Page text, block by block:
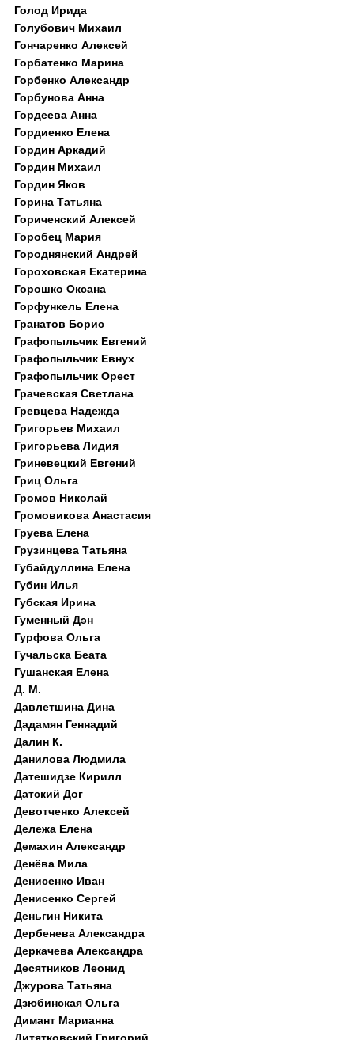
Голод Ирида
Голубович Михаил
Гончаренко Алексей
Горбатенко Марина
Горбенко Александр
Горбунова Анна
Гордеева Анна
Гордиенко Елена
Гордин Аркадий
Гордин Михаил
Гордин Яков
Горина Татьяна
Гориченский Алексей
Горобец Мария
Городнянский Андрей
Гороховская Екатерина
Горошко Оксана
Горфункель Елена
Гранатов Борис
Графопыльчик Евгений
Графопыльчик Евнух
Графопыльчик Орест
Грачевская Светлана
Гревцева Надежда
Григорьев Михаил
Григорьева Лидия
Гриневецкий Евгений
Гриц Ольга
Громов Николай
Громовикова Анастасия
Груева Елена
Грузинцева Татьяна
Губайдуллина Елена
Губин Илья
Губская Ирина
Гуменный Дэн
Гурфова Ольга
Гучальска Беата
Гушанская Елена
Д. M.
Давлетшина Дина
Дадамян Геннадий
Далин К.
Данилова Людмила
Датешидзе Кирилл
Датский Дог
Девотченко Алексей
Дележа Елена
Демахин Александр
Денёва Мила
Денисенко Иван
Денисенко Сергей
Деньгин Никита
Дербенева Александра
Деркачева Александра
Десятников Леонид
Джурова Татьяна
Дзюбинская Ольга
Димант Марианна